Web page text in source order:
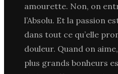
amourette. Non, on
l’Absolu. Et la passion
dans tout ce qu’elle
douleur. Quand on
plus grands bonheurs